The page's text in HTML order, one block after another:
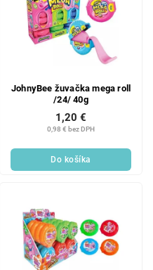
JohnyBee žuvačka mega roll
/24/ 40g
0,98 € bez DPH
1,20 €
Do košíka